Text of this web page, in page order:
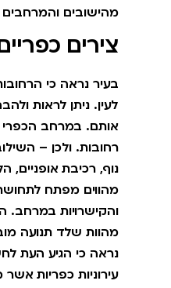
מהישובים והמרחבים
צירים
בעיר נראה כי
לעין. ניתן לראות
אותם. במרחב הכפרי
רחובות. ולכן –
נוף, רכיבת אופניים,
מהווים מפתח לתחושת
והקישרויות במרחב.
מהוות שלד תנועה
נראה כי הגיע העת
עירוניות כפריות